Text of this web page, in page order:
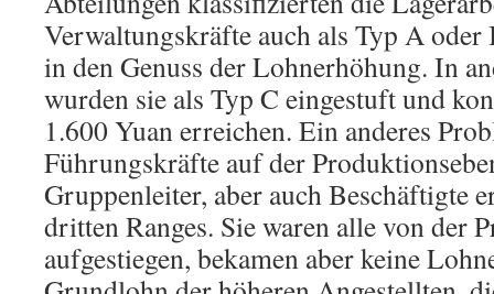
Verwaltungskräfte auch als Typ A oder
in den Genuss der Lohnerhöhung. In
wurden sie als Typ C eingestuft und
1.600 Yuan erreichen. Ein anderes
Führungskräfte auf der
Gruppenleiter, aber auch Beschäftigte
dritten Ranges. Sie waren alle von der
aufgestiegen, bekamen aber keine